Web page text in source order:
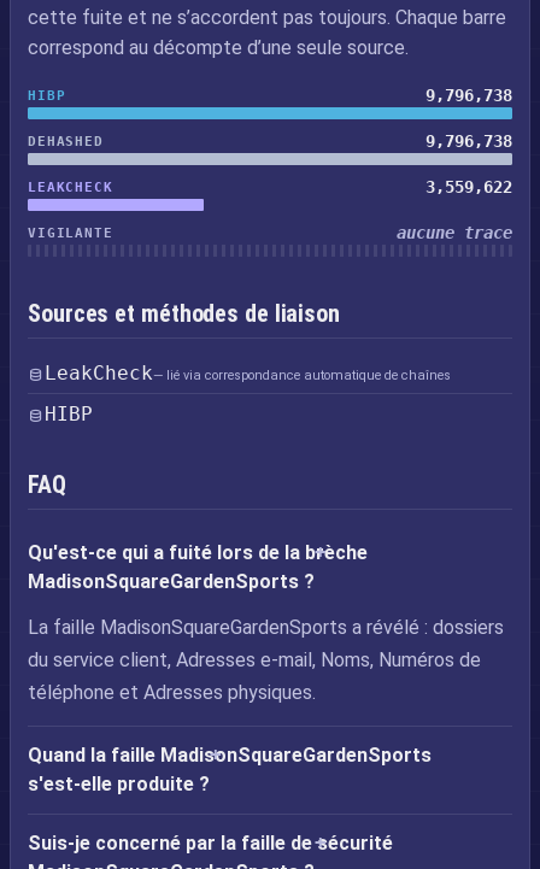
cette fuite et ne s’accordent pas toujours. Chaque barre
correspond au décompte d’une seule source.
HIBP 9,796,738
DEHASHED 9,796,738
LEAKCHECK 3,559,622
VIGILANTE aucune trace
Sources et méthodes de liaison
LeakCheck— lié via correspondance automatique de chaînes
HIBP
FAQ
Qu'est-ce qui a fuité lors de la brèche
MadisonSquareGardenSports ?
La faille MadisonSquareGardenSports a révélé : dossiers
du service client, Adresses e-mail, Noms, Numéros de
téléphone et Adresses physiques.
Quand la faille MadisonSquareGardenSports
s'est-elle produite ?
Suis-je concerné par la faille de sécurité